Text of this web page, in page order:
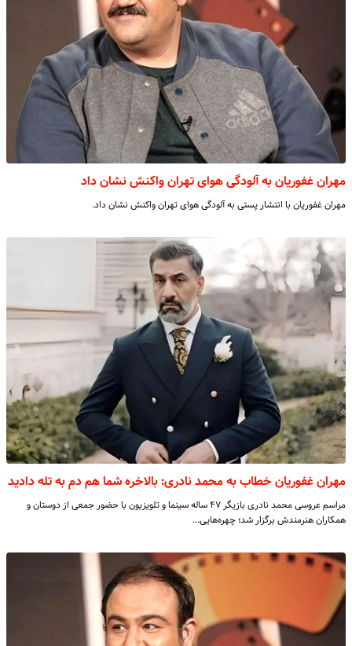
مهران غفوریان به آلودگی هوای تهران واکنش نشان داد
مهران غفوریان با انتشار پستی به آلودگی هوای تهران واکنش نشان داد.
مهران غفوریان خطاب به محمد نادری: بالاخره شما هم دم به تله دادید
مراسم عروسی محمد نادری بازیگر ۴۷ ساله سینما و تلویزیون با حضور جمعی از دوستان و
همکاران هنرمندش برگزار شد؛ چهره‌هایی…